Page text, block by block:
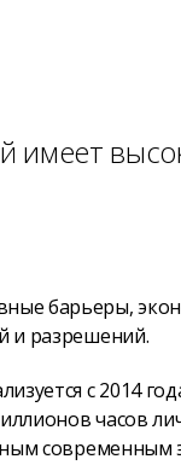
имеет
барьеры,
и разрешений.
с 2014
часов